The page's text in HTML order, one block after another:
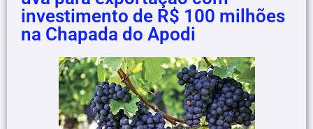
investimento de R$ 100 milhões
na Chapada do Apodi